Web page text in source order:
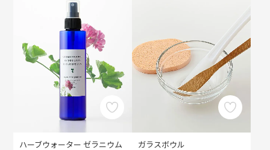
ハーブウォーター ゼラニウム
ガラスボウル